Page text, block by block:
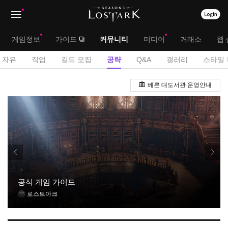
뉴
대
메
게임정보 가이드 커뮤니티 미디어 거래소 웹
서
메
뉴
자유 직업 길드 모집 공략 Q&A 갤러리 스타일
략
판
베른 대도서관 운영안내
공식 게임 가이드
로스트아크